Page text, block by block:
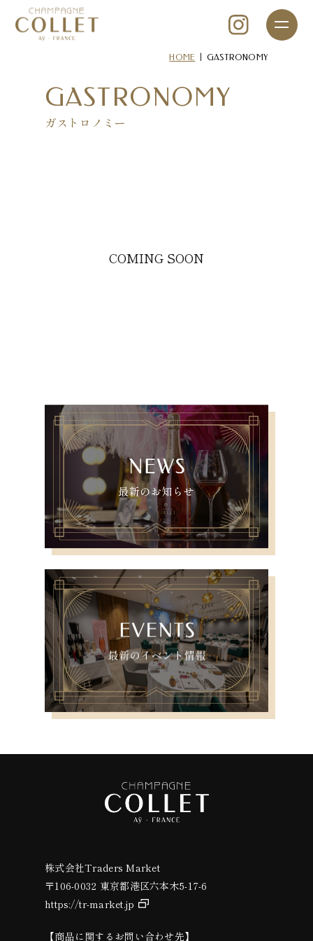
HOME | GASTRONOMY
GASTRONOMY
ガストロノミー
COMING SOON
株式会社Traders Market
〒106-0032 東京都港区六本木5-17-6
https://tr-market.jp
【商品に関するお問い合わせ先】